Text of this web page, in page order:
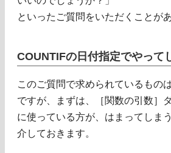
といったご質問をいただくことが
COUNTIFの日付指定でやって
このご質問で求められているもの
ですが、まずは、［関数の引数］
に使っている方が、はまってしま
介しておきます。